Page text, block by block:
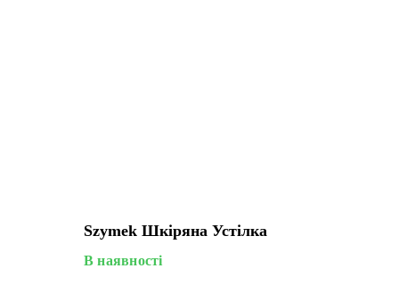
Szymek Шкіряна Устілка
В наявності